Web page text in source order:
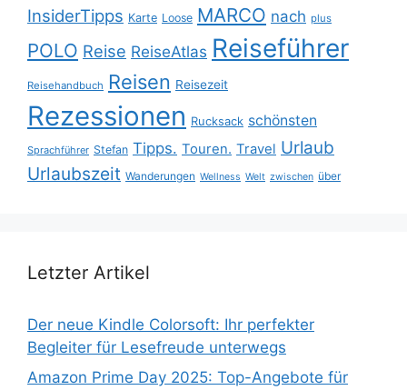
InsiderTipps Karte Loose MARCO nach plus
POLO Reise ReiseAtlas Reiseführer
Reisehandbuch Reisen Reisezeit
Rezessionen Rucksack schönsten
Sprachführer Stefan Tipps. Touren. Travel Urlaub
Urlaubszeit Wanderungen Wellness Welt zwischen über
Letzter Artikel
Der neue Kindle Colorsoft: Ihr perfekter
Begleiter für Lesefreude unterwegs
Amazon Prime Day 2025: Top-Angebote für